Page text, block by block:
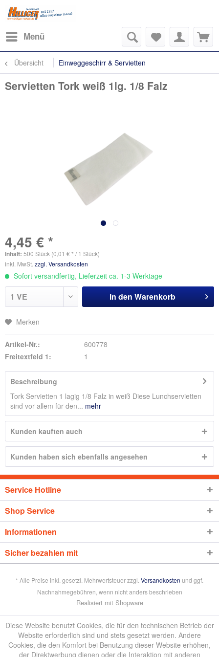
Menü
Übersicht Einweggeschirr & Servietten
Servietten Tork weiß 1lg. 1/8 Falz
4,45 € *
Inhalt: 500 Stück (0,01 € * / 1 Stück)
inkl. MwSt. zzgl. Versandkosten
Sofort versandfertig, Lieferzeit ca. 1-3 Werktage
In den Warenkorb
Merken
Artikel-Nr.:
600778
Freitextfeld 1:
1
Beschreibung
Tork Servietten 1 lagig 1/8 Falz in weiß Diese Lunchservietten
sind vor allem für den... mehr
Kunden kauften auch
Kunden haben sich ebenfalls angesehen
Service Hotline
Shop Service
Informationen
Sicher bezahlen mit
* Alle Preise inkl. gesetzl. Mehrwertsteuer zzgl. Versandkosten und ggf.
Nachnahmegebühren, wenn nicht anders beschrieben
Realisiert mit Shopware
Diese Website benutzt Cookies, die für den technischen Betrieb der
Website erforderlich sind und stets gesetzt werden. Andere
Cookies, die den Komfort bei Benutzung dieser Website erhöhen,
der Direktwerbung dienen oder die Interaktion mit anderen